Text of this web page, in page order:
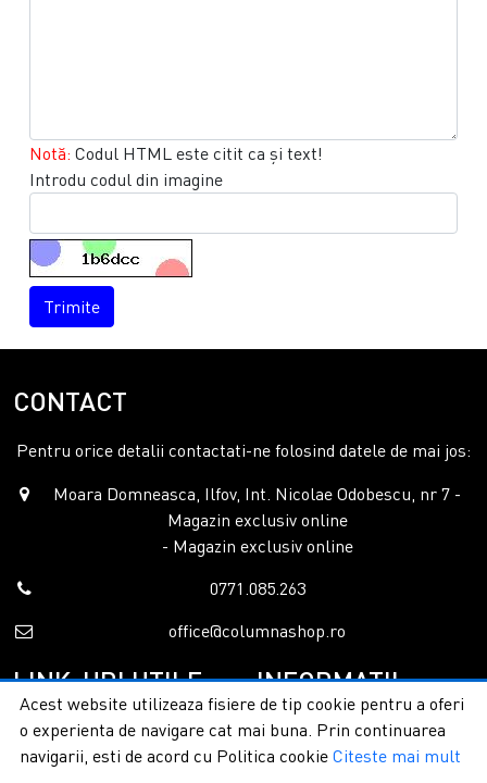
Notă: Codul HTML este citit ca şi text!
Introdu codul din imagine
Trimite
CONTACT
Pentru orice detalii contactati-ne folosind datele de mai jos:
Moara Domneasca, Ilfov, Int. Nicolae Odobescu, nr 7 -
Magazin exclusiv online
- Magazin exclusiv online
0771.085.263
office@columnashop.ro
LINK-URI UTILE
Acasa
Despre noi
INFORMATII
Garantie si service
Detalii livrare
Acest website utilizeaza fisiere de tip cookie pentru a oferi
o experienta de navigare cat mai buna. Prin continuarea
navigarii, esti de acord cu Politica cookie Citeste mai mult